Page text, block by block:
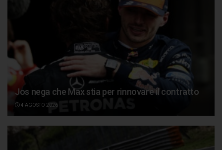
Jos nega che Max stia per rinnovare il contratto
4 AGOSTO 2026